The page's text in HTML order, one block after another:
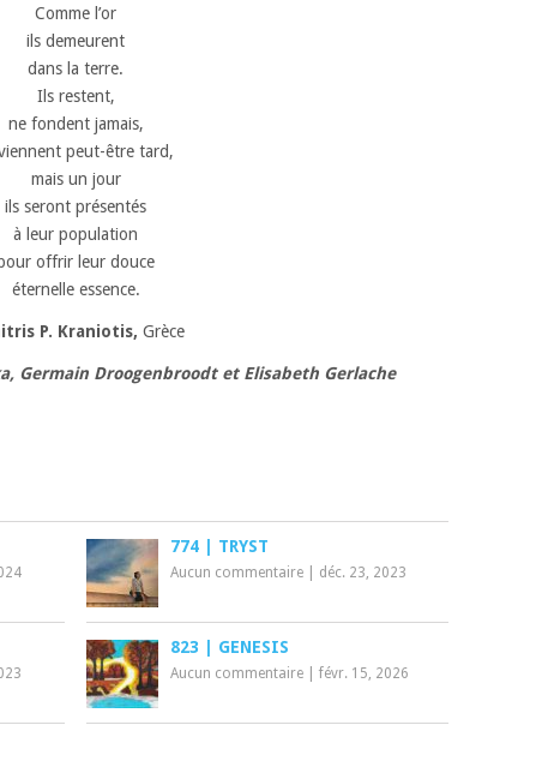
Comme l’or
ils demeurent
dans la terre.
Ils restent,
ne fondent jamais,
peut-être tard,
mais un jour
ils seront présentés
à leur population
offrir leur douce
éternelle essence.
P. Kraniotis, Grèce
Germain Droogenbroodt et Elisabeth Gerlache
774 | TRYST
Aucun commentaire déc. 23, 2023
823 | GENESIS
Aucun commentaire |févr. 15, 2026